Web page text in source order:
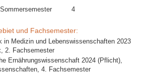
4
und Fachsemester:
in Medizin und Lebenswissenschaften 2023
2. Fachsemester
Ernährungswissenschaft 2024 (Pflicht),
4. Fachsemester